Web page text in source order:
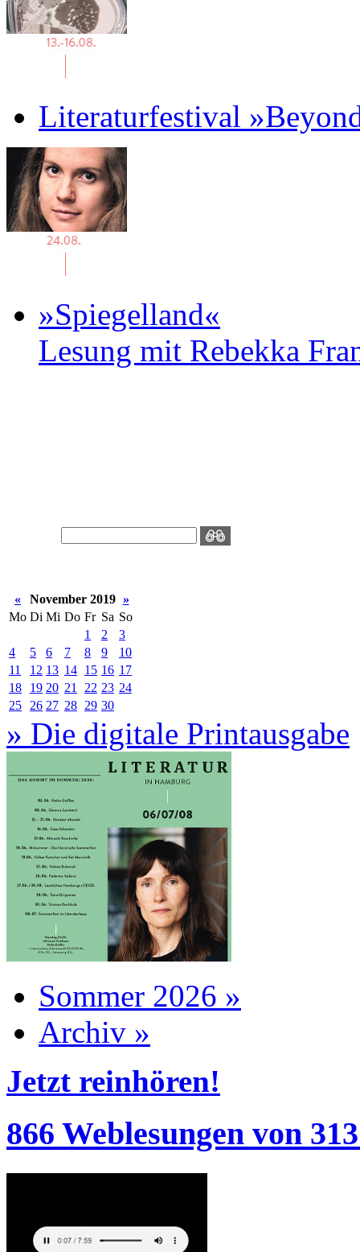
Literaturfestival
»Spiegelland«
Lesung mit Rebekka
« November 2019 »
Mo Di Mi Do Fr Sa So
1
2
3
4
5 6 7 8 9
10
11
12 13 14 15 16 17
18
19 20 21 22 23 24
25
26 27 28 29 30
» Die digitale Printausgabe
Sommer 2026 »
Archiv »
Jetzt reinhören!
866 Weblesungen von